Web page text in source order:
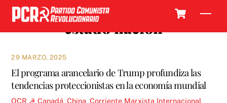
Skip
content
estado nación
29 MARZO, 2025
El programa arancelario de Trump profundiza las
tendencias proteccionistas en la economía mundial
OCR ☭ Canadá ,China ,Corriente Marxista Internacional